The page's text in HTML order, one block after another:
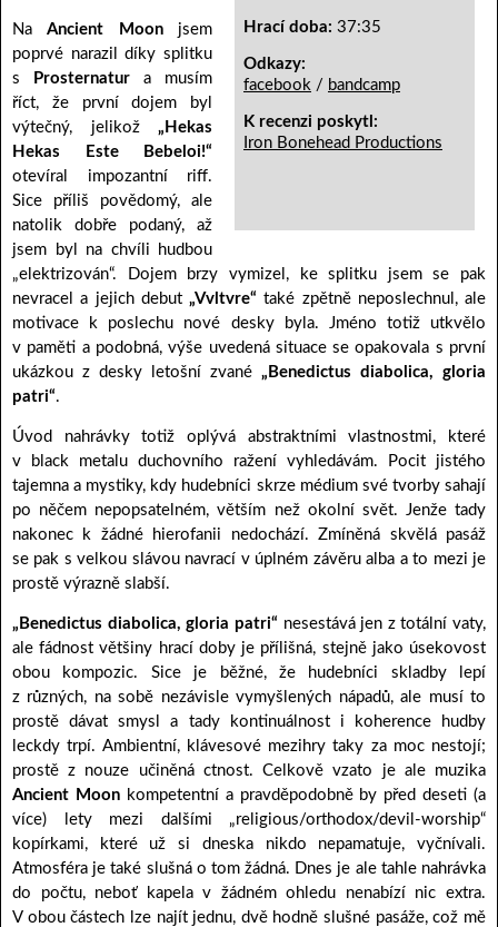
Hrací doba: 37:35
Odkazy:
facebook / bandcamp
K recenzi poskytl:
Iron Bonehead Productions
NaAncient Moonjsem
poprvé narazil díky splitku
s
Prosternatur a musím
říct, že první dojem byl
výtečný, jelikož „Hekas
Hekas Este Bebeloi!“
otevíral impozantní riff.
Sice příliš povědomý, ale
natolik dobře podaný, až
jsem byl na chvíli hudbou
„elektrizován“. Dojem brzy vymizel, ke splitku jsem se pak
nevracel a jejich debut „Vvltvre“ také zpětně neposlechnul, ale
motivace k poslechu nové desky byla. Jméno totiž utkvělo
v paměti a podobná, výše uvedená situace se opakovala s první
ukázkou z desky letošní zvané „Benedictus diabolica, gloria
patri“.
Úvod nahrávky totiž oplývá abstraktními vlastnostmi, které
v black metalu duchovního ražení vyhledávám. Pocit jistého
tajemna a mystiky, kdy hudebníci skrze médium své tvorby sahají
po něčem nepopsatelném, větším než okolní svět. Jenže tady
nakonec k žádné hierofanii nedochází. Zmíněná skvělá pasáž
se pak s velkou slávou navrací v úplném závěru alba a to mezi je
prostě výrazně slabší.
„Benedictus diabolica, gloria patri“ nesestává jen z totální vaty,
ale fádnost většiny hrací doby je přílišná, stejně jako úsekovost
obou kompozic. Sice je běžné, že hudebníci skladby lepí
z různých, na sobě nezávisle vymyšlených nápadů, ale musí to
prostě dávat smysl a tady kontinuálnost i koherence hudby
leckdy trpí. Ambientní, klávesové mezihry taky za moc nestojí;
prostě z nouze učiněná ctnost. Celkově vzato je ale muzika
Ancient Moonkompetentní a pravděpodobně by před deseti (a
více) lety mezi dalšími „religious/orthodox/devil-worship“
kopírkami, které už si dneska nikdo nepamatuje, vyčnívali.
Atmosféra je také slušná o tom žádná. Dnes je ale tahle nahrávka
do počtu, neboť kapela v žádném ohledu nenabízí nic extra.
V obou částech lze najít jednu, dvě hodně slušné pasáže, což mě